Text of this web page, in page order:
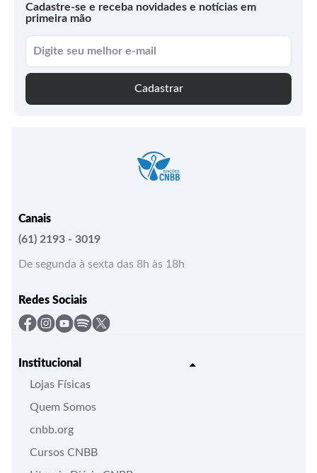
Cadastre-se e receba novidades e notícias em
primeira mão
Cadastrar
Canais
(61) 2193 - 3019
De segunda à sexta das 8h às 18h
Redes Sociais
Institucional
Lojas Físicas
Quem Somos
cnbb.org
Cursos CNBB